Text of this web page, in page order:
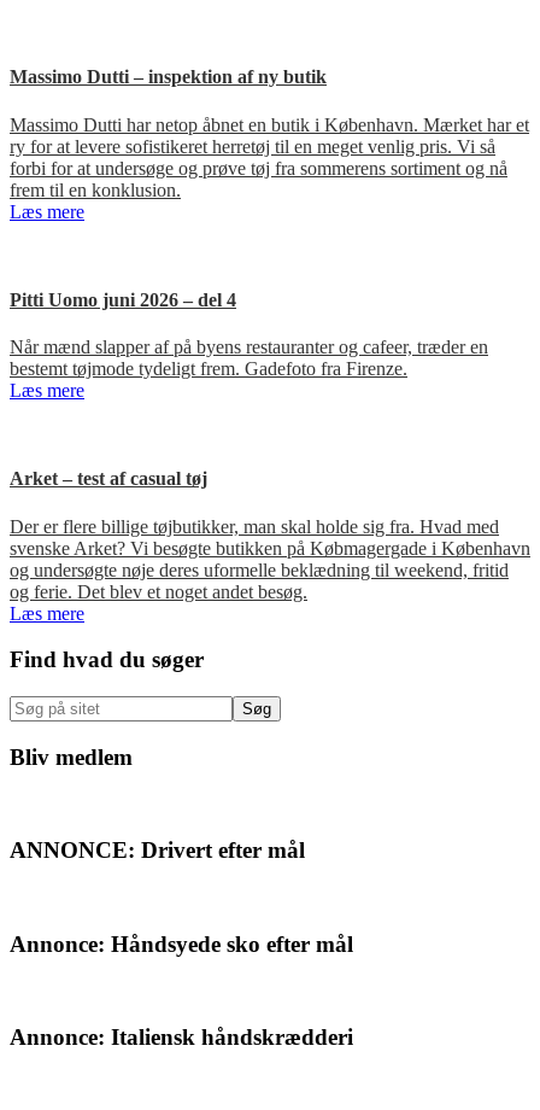
Massimo Dutti – inspektion af ny butik
Massimo Dutti har netop åbnet en butik i København. Mærket har et
ry for at levere sofistikeret herretøj til en meget venlig pris. Vi så
forbi for at undersøge og prøve tøj fra sommerens sortiment og nå
frem til en konklusion.
Læs mere
Pitti Uomo juni 2026 – del 4
Når mænd slapper af på byens restauranter og cafeer, træder en
bestemt tøjmode tydeligt frem. Gadefoto fra Firenze.
Læs mere
Arket – test af casual tøj
Der er flere billige tøjbutikker, man skal holde sig fra. Hvad med
svenske Arket? Vi besøgte butikken på Købmagergade i København
og undersøgte nøje deres uformelle beklædning til weekend, fritid
og ferie. Det blev et noget andet besøg.
Læs mere
Primær
Sidebar
Find hvad du søger
Søg
på
sitet
Bliv medlem
ANNONCE: Drivert efter mål
Annonce: Håndsyede sko efter mål
Annonce: Italiensk håndskrædderi